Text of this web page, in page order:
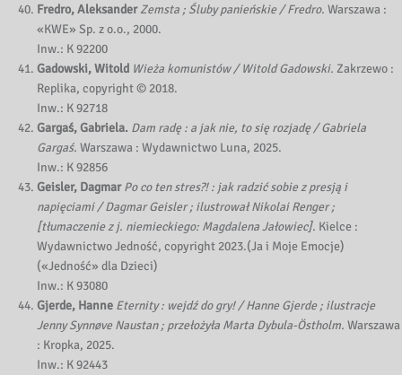
Fredro, AleksanderZemsta ; Śluby panieńskie / Fredro.Warszawa :
«KWE» Sp. z o.o., 2000.
Inw.: K 92200
Gadowski, Witold Wieża komunistów / Witold Gadowski.Zakrzewo :
Replika, copyright © 2018.
Inw.: K 92718
Gargaś, Gabriela. Dam radę : a jak nie, to się rozjadę / Gabriela
Gargaś.Warszawa : Wydawnictwo Luna, 2025.
Inw.: K 92856
Geisler, DagmarPo co ten stres?! : jak radzić sobie z presją i
napięciami / Dagmar Geisler ; ilustrował Nikolai Renger ;
[tłumaczenie z j. niemieckiego: Magdalena Jałowiec]. Kielce :
Wydawnictwo Jedność, copyright 2023.(Ja i Moje Emocje)
(«Jedność» dla Dzieci)
Inw.: K 93080
Gjerde, Hanne Eternity : wejdź do gry! / Hanne Gjerde ; ilustracje
Jenny Synnøve Naustan ; przełożyła Marta Dybula-Östholm.Warszawa
: Kropka, 2025.
Inw.: K 92443